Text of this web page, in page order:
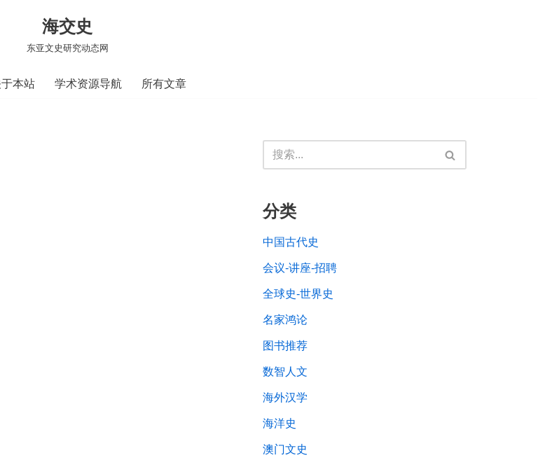
海交史
东亚文史研究动态网
本站 学术资源导航 所有文章
分类
中国古代史
会议-讲座-招聘
全球史-世界史
名家鸿论
图书推荐
数智人文
海外汉学
海洋史
澳门文史